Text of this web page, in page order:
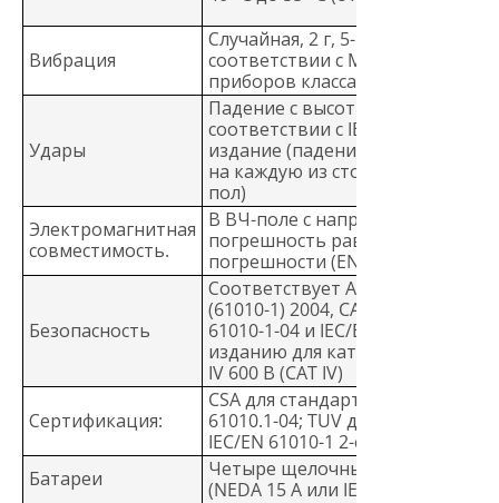
Вибрация
Случайная, 2 г, 5-500 Гц в
соответствии с MIL-PRF-28800F
приборов класса 2
Удары
Падение с высоты одного
соответствии с IEC 61010-1 2-е
издание (падение с высоты 1
на каждую из сторон на
пол)
Электромагнитная
совместимость.
В ВЧ-поле с напряженностью 3
погрешность равна указанной
погрешности (EN 61326-1:1997)
Безопасность
Соответствует ANSI/ISA 82.02.01
(61010-1) 2004, CAN/CSA-C22.2 NO.
61010-1-04 и IEC/EN 61010-1 2-му
изданию для категории
IV 600 В (CAT IV)
Сертификация:
CSA для стандарта CSA/CAN
61010.1-04; TUV для стандарта
IEC/EN 61010-1 2-е издание
Батареи
Четыре щелочных батареи типа
(NEDA 15 A или IEC LR6)